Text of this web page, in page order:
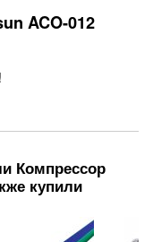
ACO-012
Компрессор
купили